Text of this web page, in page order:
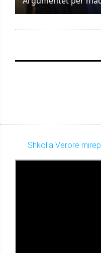
Shkolla Verore